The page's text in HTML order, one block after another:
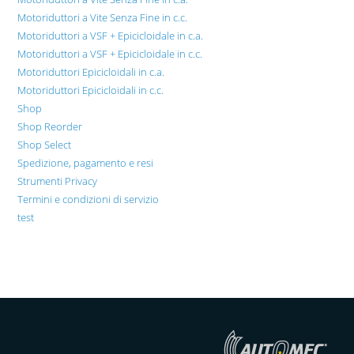
Motoriduttori a Vite Senza Fine in c.c.
Motoriduttori a VSF + Epicicloidale in c.a.
Motoriduttori a VSF + Epicicloidale in c.c.
Motoriduttori Epicicloidali in c.a.
Motoriduttori Epicicloidali in c.c.
Shop
Shop Reorder
Shop Select
Spedizione, pagamento e resi
Strumenti Privacy
Termini e condizioni di servizio
test